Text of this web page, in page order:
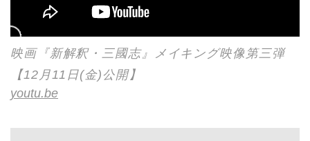
映画『新解釈・三國志』メイキング映像第三弾
【12月11日(金)公開】
youtu.be